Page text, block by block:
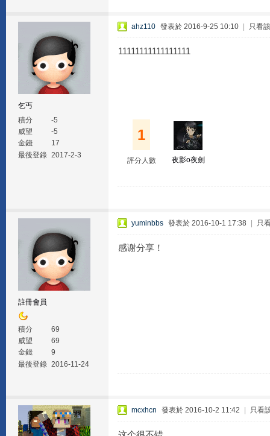
乞丐
積分
-5
威望
-5
金錢
17
最後登錄 2017-2-3
ahz110 發表於 2016-9-25 10:10 只看
11111111111111111
1
評分人數 夜影o夜劍
註冊會員
積分
69
威望
69
金錢
9
最後登錄 2016-11-24
yuminbbs 發表於 2016-10-1 17:38 只
感谢分享！
mcxhcn 發表於 2016-10-2 11:42 只看